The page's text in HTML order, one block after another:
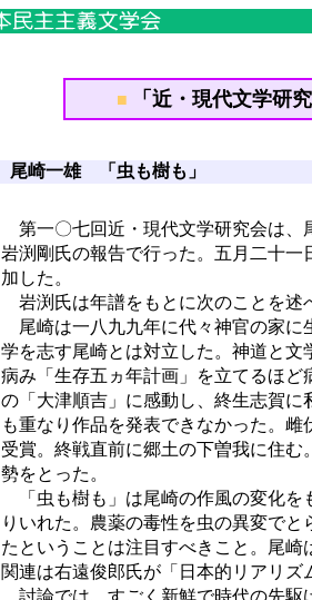
■ 「近・現代文学研
尾崎一雄 「虫も樹も」
第一〇七回近・現代文学研究会は、
岩渕剛氏の報告で行った。五月二十
加した。
岩渕氏は年譜をもとに次のことを述
尾崎は一八九九年に代々神官の家に
学を志す尾崎とは対立した。神道と
病み「生存五ヵ年計画」を立てるほ
の「大津順吉」に感動し、終生志賀
も重なり作品を発表できなかった。
受賞。終戦直前に郷土の下曽我に住
勢をとった。
「虫も樹も」は尾崎の作風の変化を
りいれた。農薬の毒性を虫の異変で
たということは注目すべきこと。尾
関連は右遠俊郎氏が「日本的リアリズ
討論では、すごく新鮮で時代の先駆